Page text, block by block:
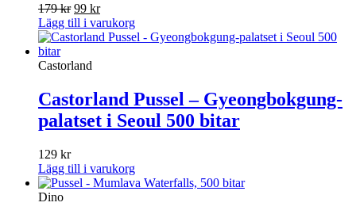
179kr Det
ursprungliga
priset
179 kr.
99 krDet
nuvarande
priset
Lägg till i varukorg
Castorland
Castorland Pussel – Gyeongbokgung-
palatset i Seoul 500 bitar
129 kr
Lägg till i varukorg
Dino